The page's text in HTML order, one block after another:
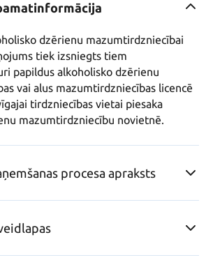
dzērienu mazumtirdzniecībai
tiek izsniegts tiem
papildus alkoholisko dzērienu
vai alus mazumtirdzniecības licencē
tirdzniecības vietai piesaka
mazumtirdzniecību novietnē.
procesa apraksts